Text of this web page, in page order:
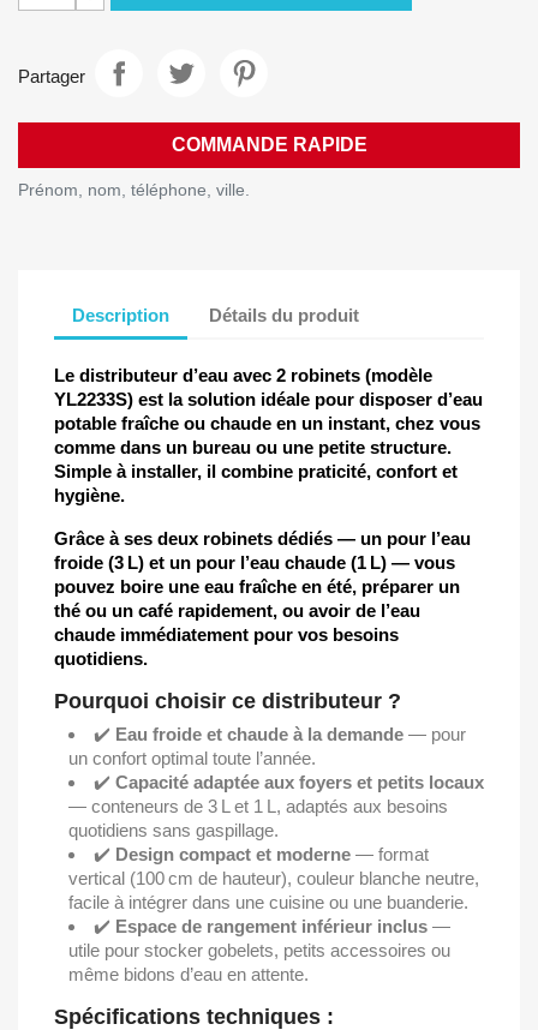
Partager
COMMANDE RAPIDE
Prénom, nom, téléphone, ville.
Description Détails du produit
Le distributeur d’eau avec 2 robinets (modèle
YL2233S) est la solution idéale pour disposer d’eau
potable fraîche ou chaude en un instant, chez vous
comme dans un bureau ou une petite structure.
Simple à installer, il combine praticité, confort et
hygiène.
Grâce à ses deux robinets dédiés — un pour l’eau
froide (3 L) et un pour l’eau chaude (1 L) — vous
pouvez boire une eau fraîche en été, préparer un
thé ou un café rapidement, ou avoir de l’eau
chaude immédiatement pour vos besoins
quotidiens.
Pourquoi choisir ce distributeur ?
✔️ Eau froide et chaude à la demande — pour
un confort optimal toute l’année.
✔️ Capacité adaptée aux foyers et petits locaux
— conteneurs de 3 L et 1 L, adaptés aux besoins
quotidiens sans gaspillage.
✔️ Design compact et moderne — format
vertical (100 cm de hauteur), couleur blanche neutre,
facile à intégrer dans une cuisine ou une buanderie.
✔️ Espace de rangement inférieur inclus —
utile pour stocker gobelets, petits accessoires ou
même bidons d’eau en attente.
Spécifications techniques :